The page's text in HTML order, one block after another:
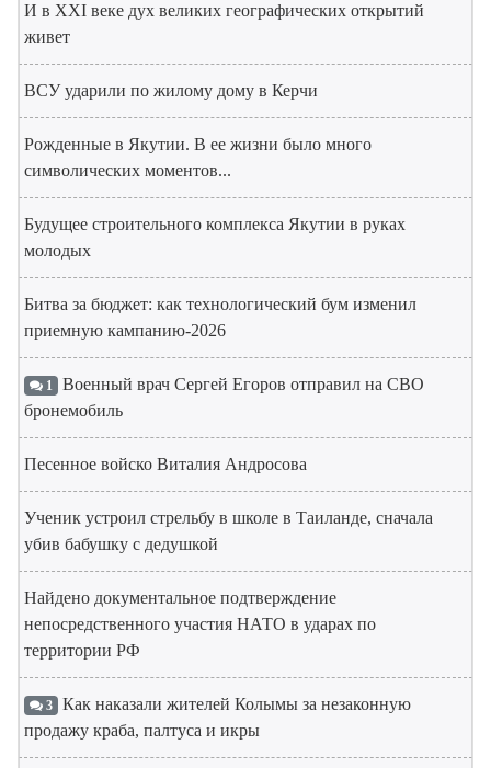
И в XXI веке дух великих географических открытий
живет
ВСУ ударили по жилому дому в Керчи
Рожденные в Якутии. В ее жизни было много
символических моментов...
Будущее строительного комплекса Якутии в руках
молодых
Битва за бюджет: как технологический бум изменил
приемную кампанию-2026
1 Военный врач Сергей Егоров отправил на СВО
бронемобиль
Песенное войско Виталия Андросова
Ученик устроил стрельбу в школе в Таиланде, сначала
убив бабушку с дедушкой
Найдено документальное подтверждение
непосредственного участия НАТО в ударах по
территории РФ
3 Как наказали жителей Колымы за незаконную
продажу краба, палтуса и икры